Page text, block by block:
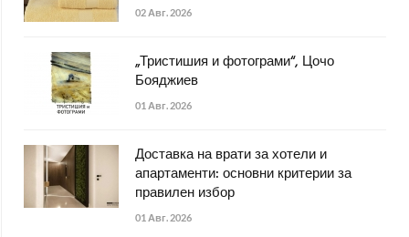
02 Авг. 2026
„Тристишия и фотограми“, Цочо
Бояджиев
01 Авг. 2026
Доставка на врати за хотели и
апартаменти: основни критерии за
правилен избор
01 Авг. 2026